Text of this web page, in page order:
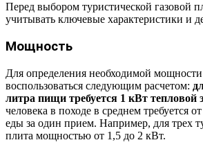
Перед выбором туристической газовой
учитывать ключевые характеристики и
Мощность
Для определения необходимой
воспользоваться следующим расчетом:
литра пищи требуется 1 кВт тепловой
человека в походе в среднем требуется
еды за один прием. Например, для трех
плита мощностью от 1,5 до 2 кВт.